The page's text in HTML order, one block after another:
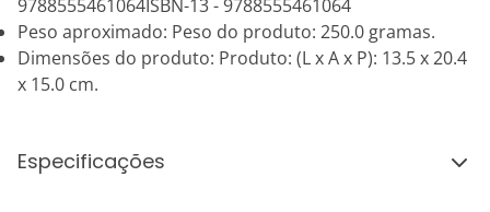
9788555461064ISBN-13 - 9788555461064
Peso aproximado: Peso do produto: 250.0 gramas.
Dimensões do produto: Produto: (L x A x P): 13.5 x 20.4
x 15.0 cm.
Especificações